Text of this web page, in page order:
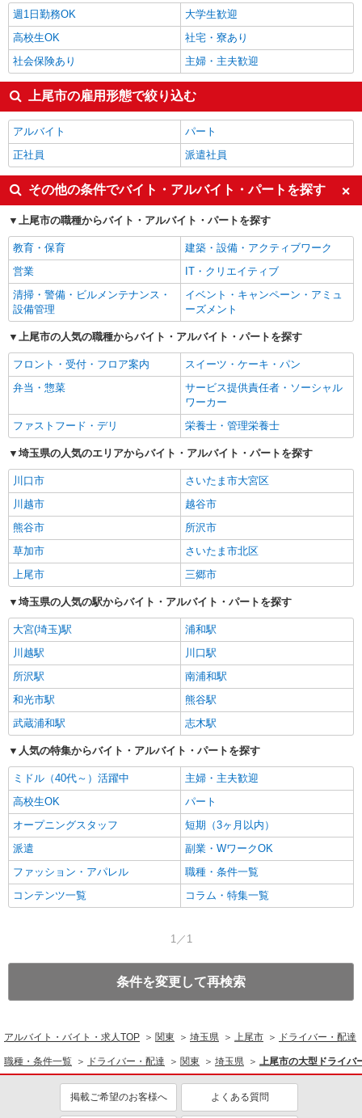
週1日勤務OK
大学生歓迎
高校生OK
社宅・寮あり
社会保険あり
主婦・主夫歓迎
上尾市の雇用形態で絞り込む
アルバイト
パート
正社員
派遣社員
その他の条件でバイト・アルバイト・パートを探す
上尾市の職種からバイト・アルバイト・パートを探す
教育・保育
建築・設備・アクティブワーク
営業
IT・クリエイティブ
清掃・警備・ビルメンテナンス・
設備管理
イベント・キャンペーン・アミュ
ーズメント
上尾市の人気の職種からバイト・アルバイト・パートを探す
フロント・受付・フロア案内
スイーツ・ケーキ・パン
弁当・惣菜
サービス提供責任者・ソーシャル
ワーカー
ファストフード・デリ
栄養士・管理栄養士
埼玉県の人気のエリアからバイト・アルバイト・パートを探す
川口市
さいたま市大宮区
川越市
越谷市
熊谷市
所沢市
草加市
さいたま市北区
上尾市
三郷市
埼玉県の人気の駅からバイト・アルバイト・パートを探す
大宮(埼玉)駅
浦和駅
川越駅
川口駅
所沢駅
南浦和駅
和光市駅
熊谷駅
武蔵浦和駅
志木駅
人気の特集からバイト・アルバイト・パートを探す
ミドル（40代～）活躍中
主婦・主夫歓迎
高校生OK
パート
オープニングスタッフ
短期（3ヶ月以内）
派遣
副業・WワークOK
ファッション・アパレル
職種・条件一覧
コンテンツ一覧
コラム・特集一覧
1／1
条件を変更して再検索
アルバイト・バイト・求人TOP 関東 埼玉県 上尾市 ドライバー・配達
職種・条件一覧 ドライバー・配達 関東 埼玉県 上尾市の大型ドライバ
掲載ご希望のお客様へ よくある質問